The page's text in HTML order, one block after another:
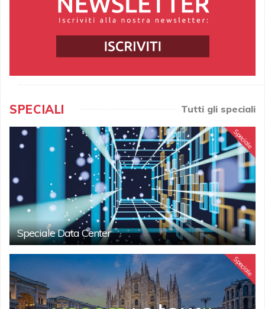
SPECIALI Tutti gli speciali
Speciale
Speciale Data Center
Speciale